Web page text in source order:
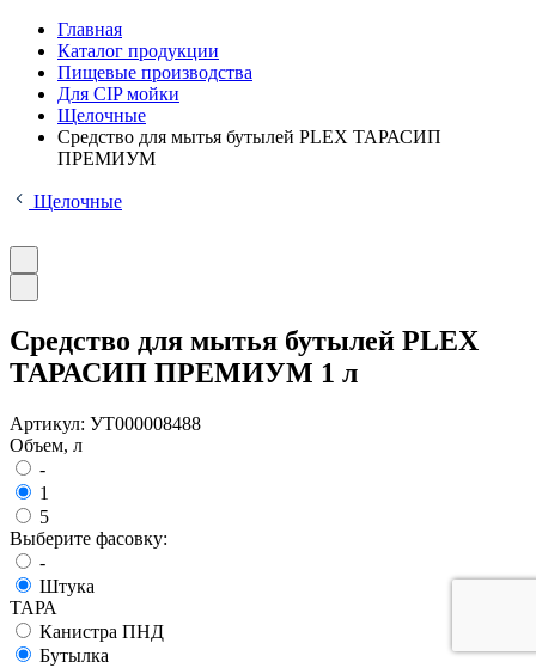
Главная
Каталог продукции
Пищевые производства
Для CIP мойки
Щелочные
Средство для мытья бутылей PLEX ТАРАСИП
ПРЕМИУМ
Щелочные
Средство для мытья бутылей PLEX
ТАРАСИП ПРЕМИУМ 1 л
Артикул: УТ000008488
Объем, л
-
1
5
Выберите фасовку:
-
Штука
ТАРА
Канистра ПНД
Бутылка